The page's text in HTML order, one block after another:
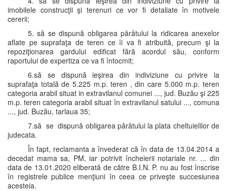
imobilele construcţii şi terenuri ce vor fi detaliate în motivele
cererii;
5. să se dispună obligarea pârâtului la ridicarea anexelor
aflate pe suprafaţa de teren ce îi va fi atribuită, precum şi la
repoziţionarea gardului edificat fără acordul său, conform
raportului de expertiza ce va fi întocmit;
6.să se dispună ieşirea din indiviziune cu privire la
suprafaţa totală de 5.225 m.p. teren , din care 5.000 m.p. teren
categoria arabil situat in extravilanul comunei ..., jud. Buzău şi 225
m.p. teren categoria arabil situat în extravilanul satului ..., comuna
..., jud. Buzău, tarlaua 35;
7.să se dispună obligarea pârâtului la plata cheltuielilor de
judecata.
În fapt, reclamanta a învederat că în data de 13.04.2014 a
decedat mama sa, PM, iar potrivit încheierii notariale nr. ... din
data de 13.01.2020 eliberată de către B.I.N. P. nu au fost înscrise
în registrele publice menţiuni în ceea ce priveşte succesiunea
acesteia.